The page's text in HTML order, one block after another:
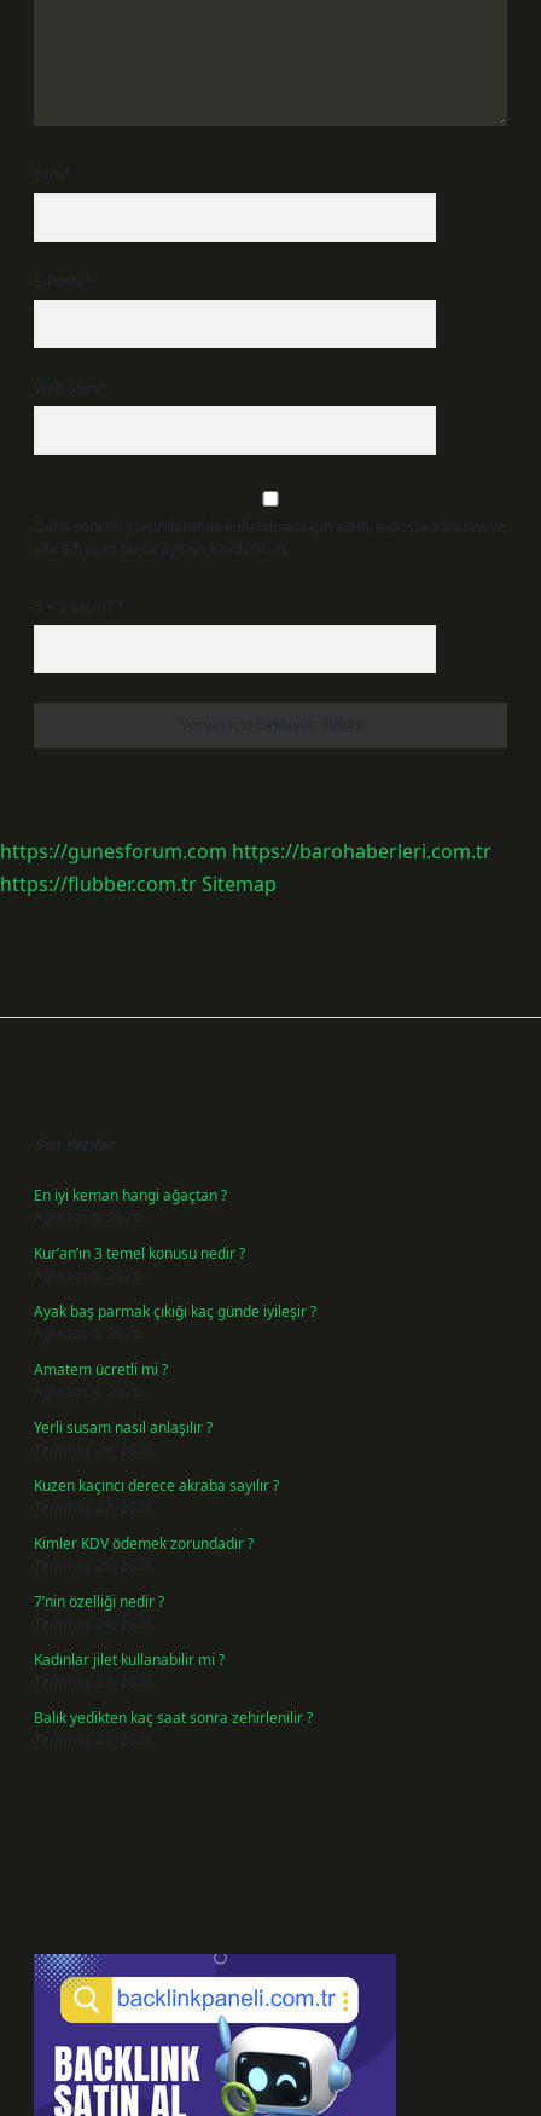
İsim*
E-Posta*
Web Sitesi
Daha sonraki yorumlarımda kullanılması için adım, e-posta adresim ve
site adresim bu tarayıcıya kaydedilsin.
5 + 3 kaçtır? *
https://gunesforum.com https://barohaberleri.com.tr
https://flubber.com.trSitemap
Son Yazılar
En iyi keman hangi ağaçtan ?
Ağustos 6, 2026
Kur’an’ın 3 temel konusu nedir ?
Ağustos 6, 2026
Ayak baş parmak çıkığı kaç günde iyileşir ?
Ağustos 5, 2026
Amatem ücretli mi ?
Ağustos 4, 2026
Yerli susam nasıl anlaşılır ?
Temmuz 29, 2026
Kuzen kaçıncı derece akraba sayılır ?
Temmuz 27, 2026
Kimler KDV ödemek zorundadır ?
Temmuz 25, 2026
7’nin özelliği nedir ?
Temmuz 24, 2026
Kadınlar jilet kullanabilir mi ?
Temmuz 23, 2026
Balık yedikten kaç saat sonra zehirlenilir ?
Temmuz 21, 2026